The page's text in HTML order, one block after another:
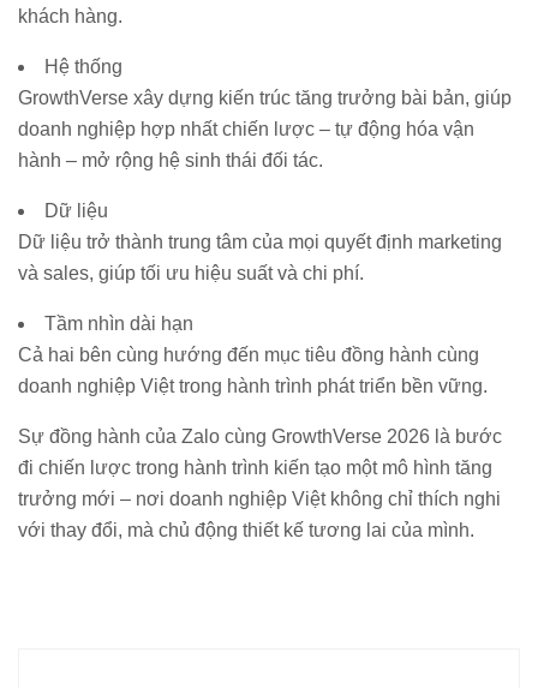
khách hàng.
Hệ thống
GrowthVerse xây dựng kiến trúc tăng trưởng bài bản, giúp
doanh nghiệp hợp nhất chiến lược – tự động hóa vận
hành – mở rộng hệ sinh thái đối tác.
Dữ liệu
Dữ liệu trở thành trung tâm của mọi quyết định marketing
và sales, giúp tối ưu hiệu suất và chi phí.
Tầm nhìn dài hạn
Cả hai bên cùng hướng đến mục tiêu đồng hành cùng
doanh nghiệp Việt trong hành trình phát triển bền vững.
Sự đồng hành của Zalo cùng GrowthVerse 2026 là bước
đi chiến lược trong hành trình kiến tạo một mô hình tăng
trưởng mới – nơi doanh nghiệp Việt không chỉ thích nghi
với thay đổi, mà chủ động thiết kế tương lai của mình.